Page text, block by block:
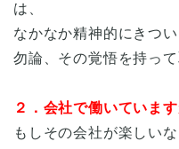
は、
なかなか精神的にきつ
勿論、その覚悟を持っ
２．会社で働いていま
もしその会社が楽しい